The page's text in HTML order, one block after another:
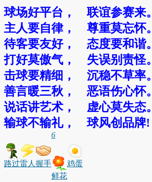
球场好平台， 联谊参赛来。
主人要自律， 尊重莫忘怀。
待客要友好， 态度要和谐。
打好莫傲气， 失误别责怪。
击球要精细， 沉稳不草率。
善言暖三秋， 恶语伤心怀。
说话讲艺术，
虚心莫失态。
输球不输礼，
球风创品牌!
路过雷人 握手
6
鲜花
鸡蛋